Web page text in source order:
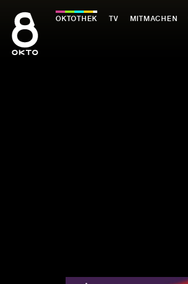
Inhalt
springen
OKTOTHEK TV MITMACHEN